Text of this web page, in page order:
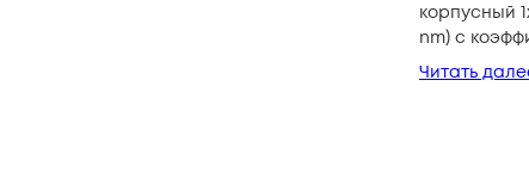
корпусный
nm) с
Читать